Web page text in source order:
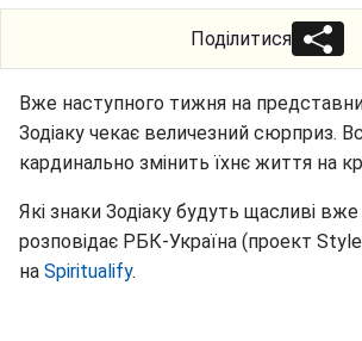
Поділитися
Вже наступного тижня на
Зодіаку чекає величезний сюрприз.
кардинально змінить їхнє життя на
Які знаки Зодіаку будуть щасливі
розповідає РБК-Україна (проект
на Spiritualify.